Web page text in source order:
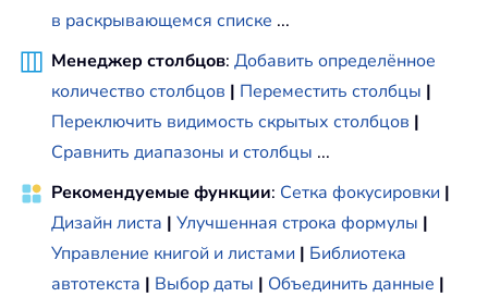
в раскрывающемся списке ...
Менеджер столбцов: Добавить определённое
количество столбцов | Переместить столбцы |
Переключить видимость скрытых столбцов |
Сравнить диапазоны и столбцы ...
Рекомендуемые функции: Сетка фокусировки |
Дизайн листа | Улучшенная строка формулы |
Управление книгой и листами | Библиотека
автотекста | Выбор даты | Объединить данные |